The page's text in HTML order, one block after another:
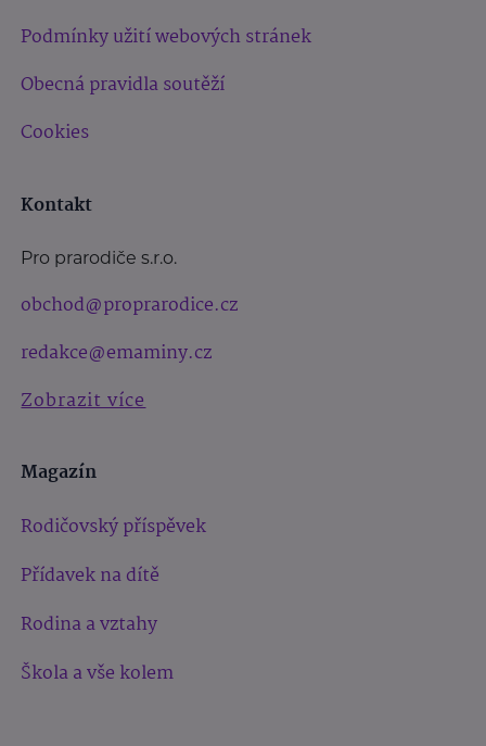
Podmínky užití webových stránek
Obecná pravidla soutěží
Cookies
Kontakt
Pro prarodiče s.r.o.
obchod@proprarodice.cz
redakce@emaminy.cz
Zobrazit více
Magazín
Rodičovský příspěvek
Přídavek na dítě
Rodina a vztahy
Škola a vše kolem